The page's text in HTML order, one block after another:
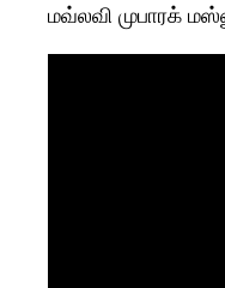
மவ்லவி முபாரக்